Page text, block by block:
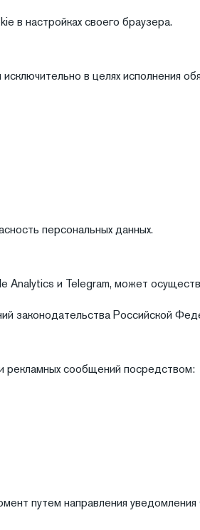
в настройках своего браузера.
в целях исполнения
персональных данных.
и Telegram, может
Российской
рекламных сообщений посредством:
путем направления